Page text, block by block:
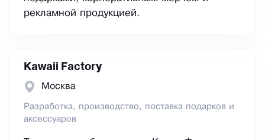
рекламной продукцией.
Kawaii Factory
Москва
Разработка, производство, поставка подарков и
аксессуаров